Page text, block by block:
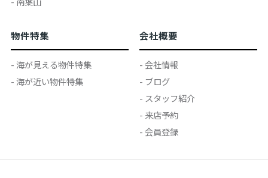
物件特集
- 海が見える物件特集
- 海が近い物件特集
会社概要
- 会社情報
- ブログ
- スタッフ紹介
- 来店予約
- 会員登録